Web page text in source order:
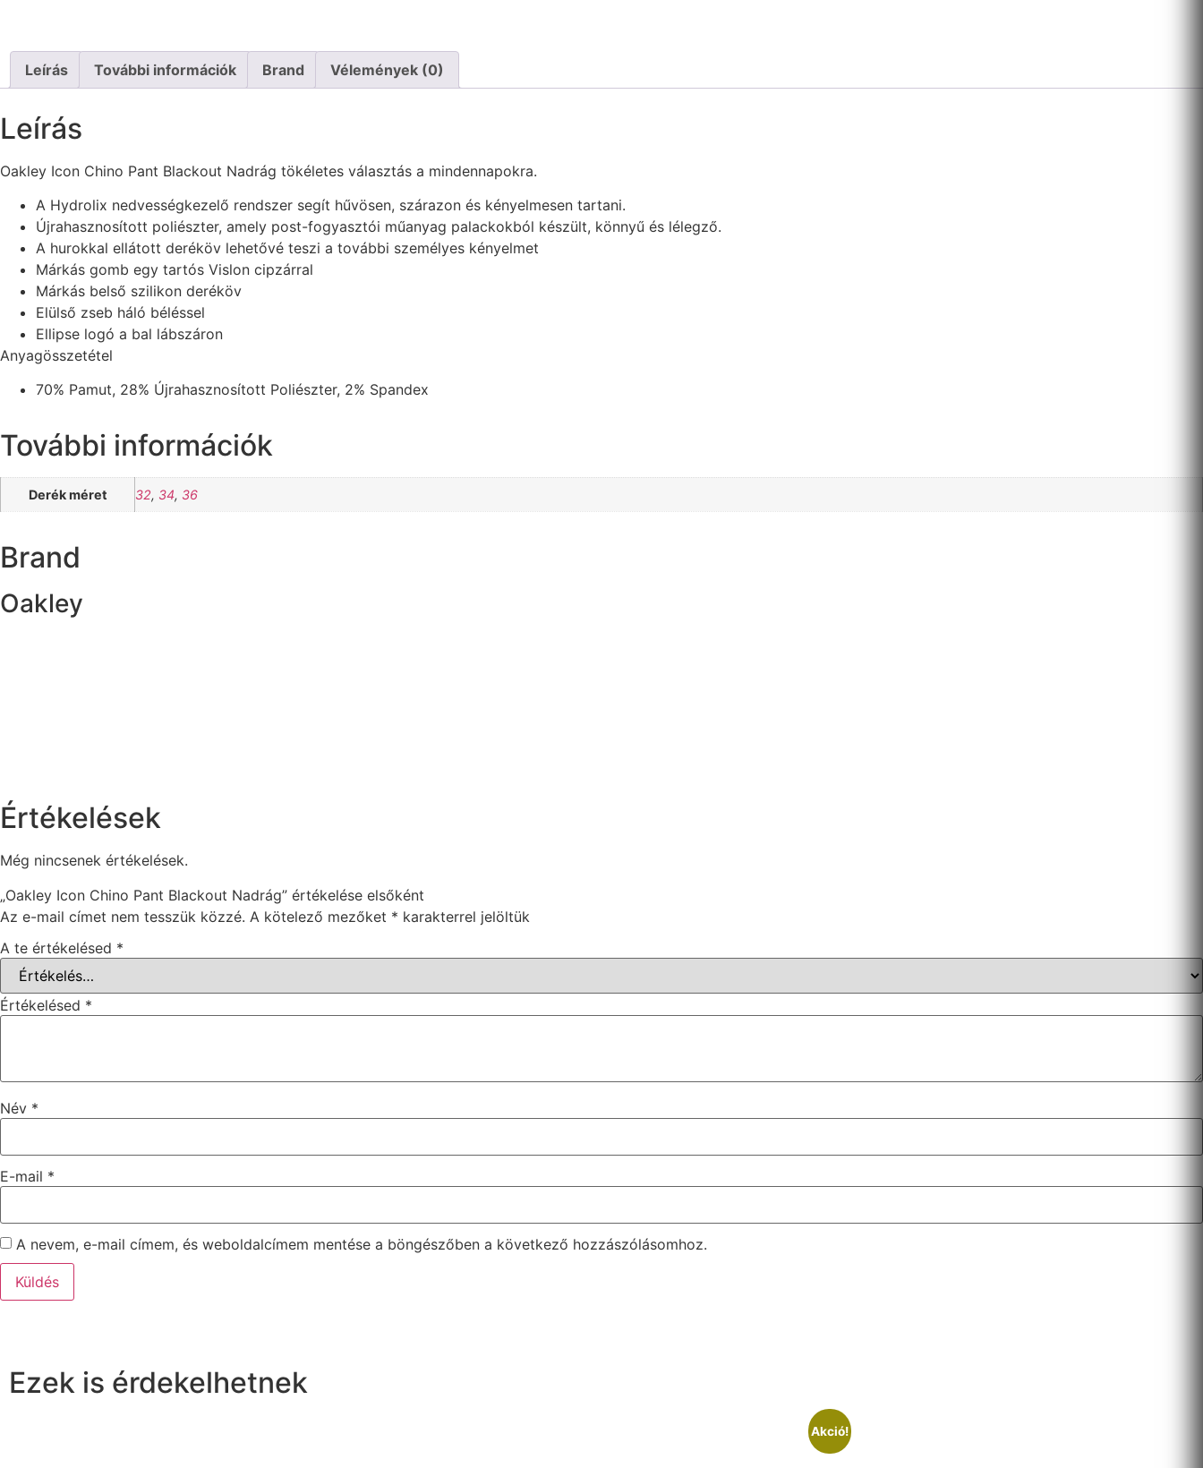
Leírás További információk Brand Vélemények (0)
Leírás
Oakley Icon Chino Pant Blackout Nadrág tökéletes választás a mindennapokra.
A Hydrolix nedvességkezelő rendszer segít hűvösen, szárazon és kényelmesen tartani.
Újrahasznosított poliészter, amely post-fogyasztói műanyag palackokból készült, könnyű és lélegző.
A hurokkal ellátott deréköv lehetővé teszi a további személyes kényelmet
Márkás gomb egy tartós Vislon cipzárral
Márkás belső szilikon deréköv
Elülső zseb háló béléssel
Ellipse logó a bal lábszáron
Anyagösszetétel
70% Pamut, 28% Újrahasznosított Poliészter, 2% Spandex
További információk
Derék méret 32, 34, 36
Brand
Oakley
Értékelések
Még nincsenek értékelések.
„Oakley Icon Chino Pant Blackout Nadrág” értékelése elsőként
Az e-mail címet nem tesszük közzé. A kötelező mezőket * karakterrel jelöltük
A te értékelésed *
Értékelésed *
Név *
E-mail *
A nevem, e-mail címem, és weboldalcímem mentése a böngészőben a következő hozzászólásomhoz.
Ezek is érdekelhetnek
Akció!